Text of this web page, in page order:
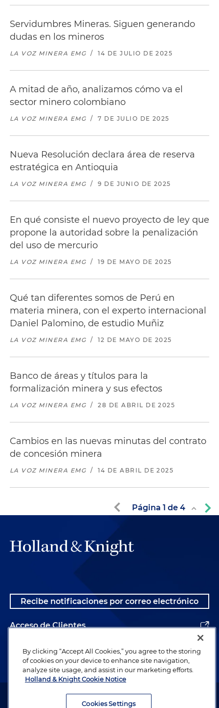
Servidumbres Mineras. Siguen generando
dudas en los mineros
LA VOZ MINERA EMG / 14 DE JULIO DE 2025
A mitad de año, analizamos cómo va el
sector minero colombiano
LA VOZ MINERA EMG / 7 DE JULIO DE 2025
Nueva Resolución declara área de reserva
estratégica en Antioquia
LA VOZ MINERA EMG / 9 DE JUNIO DE 2025
En qué consiste el nuevo proyecto de ley que
propone la autoridad sobre la penalización
del uso de mercurio
LA VOZ MINERA EMG / 19 DE MAYO DE 2025
Qué tan diferentes somos de Perú en
materia minera, con el experto internacional
Daniel Palomino, de estudio Muñiz
LA VOZ MINERA EMG / 12 DE MAYO DE 2025
Banco de áreas y títulos para la
formalización minera y sus efectos
LA VOZ MINERA EMG / 28 DE ABRIL DE 2025
Cambios en las nuevas minutas del contrato
de concesión minera
LA VOZ MINERA EMG / 14 DE ABRIL DE 2025
Página 1 de 4
Recibe notificaciones por correo electrónico
Acceso de Clientes
Alumnos
Abogado publicitario. © 1996– 2026 Holland & Knight LLP. Todos los
By clicking “Accept All Cookies,” you agree to the storing
of cookies on your device to enhance site navigation,
analyze site usage, and assist in our marketing efforts.
Holland & Knight Cookie Notice
Cookies Settings